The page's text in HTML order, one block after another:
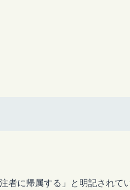
者に帰属する」と明記されて